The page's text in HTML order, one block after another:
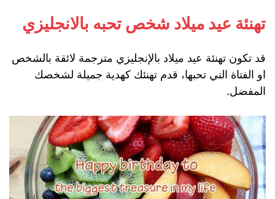
تهنئة عيد ميلاد شخص تحبه بالانجليزي
قد تكون تهنئة عيد ميلاد بالإنجليزي مترجمة لائقة بالشخص
او الفتاة التي تحبها، قدم تهنئك كهدية جميلة لشخصك
المفضل.